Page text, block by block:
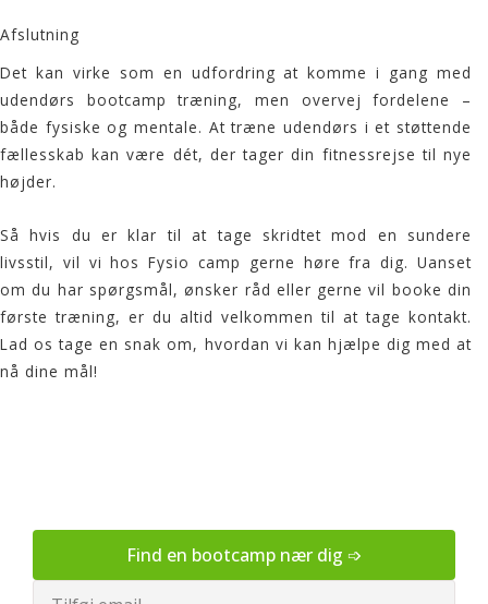
Afslutning
Det kan virke som en udfordring at komme i gang med
udendørs bootcamp træning, men overvej fordelene –
både fysiske og mentale. At træne udendørs i et støttende
fællesskab kan være dét, der tager din fitnessrejse til nye
højder.
Så hvis du er klar til at tage skridtet mod en sundere
livsstil, vil vi hosFysio camp
gerne høre fra dig. Uanset
om du har spørgsmål, ønsker råd eller gerne vil booke din
første træning, er du altid velkommen til at tage kontakt.
Lad os tage en snak om, hvordan vi kan hjælpe dig med at
nå dine mål!
Find en bootcamp nær dig ➩